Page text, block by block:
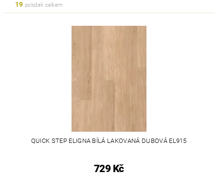
19 položek celkem
QUICK STEP ELIGNA BÍLÁ LAKOVANÁ DUBOVÁ EL915
729 Kč